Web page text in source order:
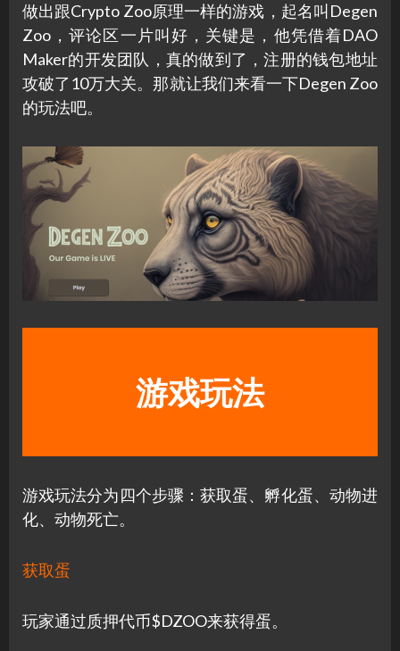
做出跟Crypto Zoo原理一样的游戏，起名叫Degen
Zoo，评论区一片叫好，关键是，他凭借着DAO
Maker的开发团队，真的做到了，注册的钱包地址
攻破了10万大关。那就让我们来看一下Degen Zoo
的玩法吧。
游戏玩法
游戏玩法分为四个步骤：获取蛋、孵化蛋、动物进
化、动物死亡。
获取蛋
玩家通过质押代币$DZOO来获得蛋。